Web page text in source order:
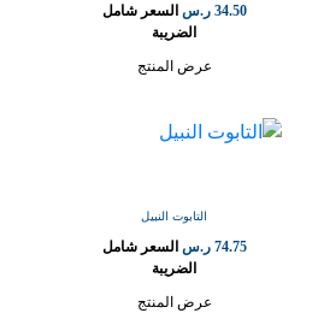
34.50 ر.س السعر شامل
الضريبة
عرض المنتج
التابوت النبيل
74.75 ر.س السعر شامل
الضريبة
عرض المنتج